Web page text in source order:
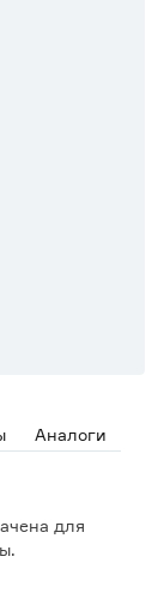
Аналоги
для